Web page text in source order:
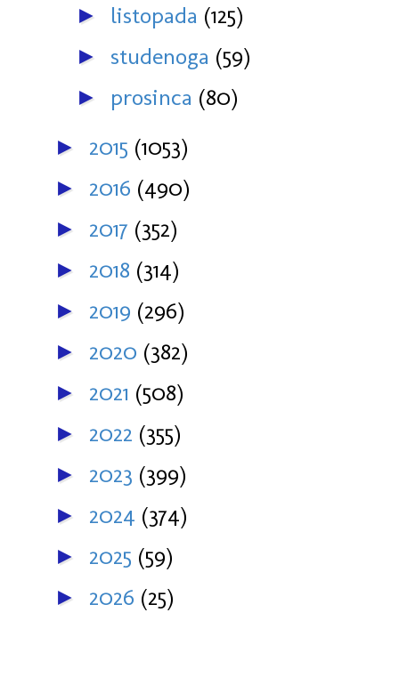
► listopada (125)
► studenoga (59)
► prosinca (80)
► 2015 (1053)
► 2016 (490)
► 2017 (352)
► 2018 (314)
► 2019 (296)
► 2020 (382)
► 2021 (508)
► 2022 (355)
► 2023 (399)
► 2024 (374)
► 2025 (59)
► 2026 (25)